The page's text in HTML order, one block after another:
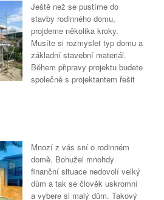
Ještě než se pustíme do
stavby rodinného domu,
projdeme několika kroky.
Musíte si rozmyslet typ domu a
základní stavební materiál.
Během připravy projektu budete
společně s projektantem řešit
Mnozí z vás sní o rodinném
domě. Bohužel mnohdy
finanční situace nedovolí velký
dům a tak se člověk uskromní
a vybere si malý dům. Takový